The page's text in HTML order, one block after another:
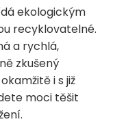
ekologickým
recyklovatelné.
a rychlá,
zkušený
i s již
moci těšit